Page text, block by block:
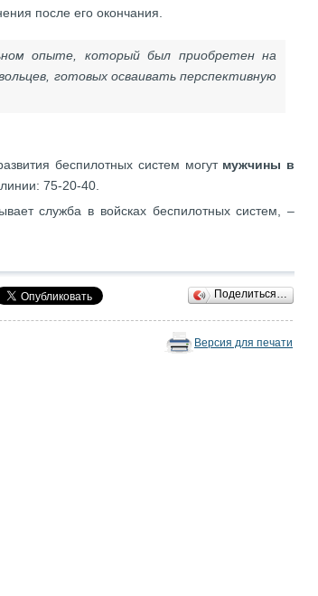
после его окончания.
опыте, который был приобретен на
готовых осваивать перспективную
беспилотных систем могут мужчины в
75-20-40.
служба в войсках беспилотных систем, –
Поделиться…
Версия для печати